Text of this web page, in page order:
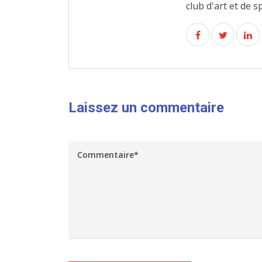
club d'art et de
Laissez un commentaire